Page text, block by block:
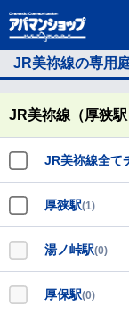
JR美祢線の専用
JR美祢線（厚狭駅
JR美祢線全て
厚狭駅(1)
湯ノ峠駅(0)
厚保駅(0)